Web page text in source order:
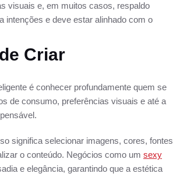
visuais e, em muitos casos, respaldo
intenções e deve estar alinhado com o
Criar
é conhecer profundamente quem se
de consumo, preferências visuais e até a
significa selecionar imagens, cores, fontes
o conteúdo. Negócios como um sexy
e elegância, garantindo que a estética